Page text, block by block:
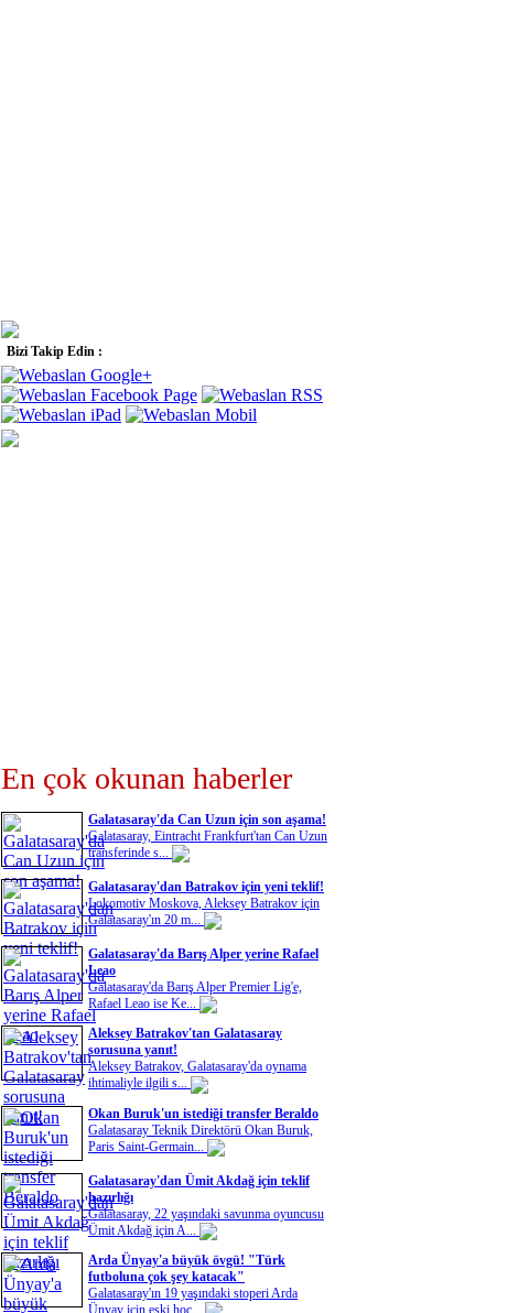
Bizi Takip Edin :
En çok okunan haberler
Galatasaray'da Can Uzun için son aşama!
Galatasaray, Eintracht Frankfurt'tan Can Uzun
transferinde s...
Galatasaray'dan Batrakov için yeni teklif!
Lokomotiv Moskova, Aleksey Batrakov için
Galatasaray'ın 20 m...
Galatasaray'da Barış Alper yerine Rafael
Leao
Galatasaray'da Barış Alper Premier Lig'e,
Rafael Leao ise Ke...
Aleksey Batrakov'tan Galatasaray
sorusuna yanıt!
Aleksey Batrakov, Galatasaray'da oynama
ihtimaliyle ilgili s...
Okan Buruk'un istediği transfer Beraldo
Galatasaray Teknik Direktörü Okan Buruk,
Paris Saint-Germain...
Galatasaray'dan Ümit Akdağ için teklif
hazırlığı
Galatasaray, 22 yaşındaki savunma oyuncusu
Ümit Akdağ için A...
Arda Ünyay'a büyük övgü! "Türk
futboluna çok şey katacak"
Galatasaray'ın 19 yaşındaki stoperi Arda
Ünyay için eski hoc...